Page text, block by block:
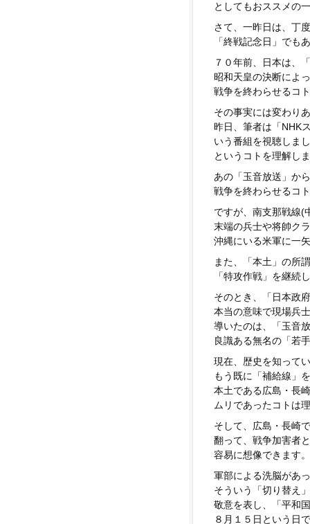
としてもおススメの
さて、一昨日は、丁
「終戦記念日」でも
７０年前、日本は、
昭和天皇の決断によ
戦争を終わらせるコ
その事実には変わり
昨日、筆者は「NHK
いう番組を視聴しま
というコトを理解し
あの「玉音放送」か
戦争を終わらせるコ
ですが、南支那戦線(
末端の兵士や将帥ク
沖縄にいる米軍に一
また、「本土」の所
「特攻作戦」を継続
そのとき、「日本政
本当の意味で現場兵
導いたのは、「玉音
良識ある無名の「若
現在、歴史を知って
もう既に「補給線」
本土である広島・長
ムリであったコトは
そして、広島・長崎
翻って、戦争加害者
容易に想像できます。
軍部による洗脳があ
そういう「切り替え
敬意を表し、「平和
８月１５日という日